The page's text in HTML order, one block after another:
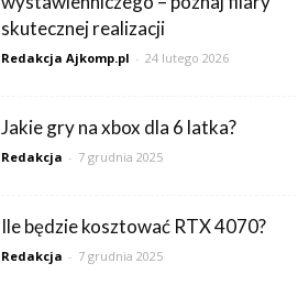
skutecznej realizacji
Redakcja Ajkomp.pl - 24 lutego 2026
Jakie gry na xbox dla 6 latka?
Redakcja - 7 grudnia 2025
Ile będzie kosztować RTX 4070?
Redakcja - 7 grudnia 2025